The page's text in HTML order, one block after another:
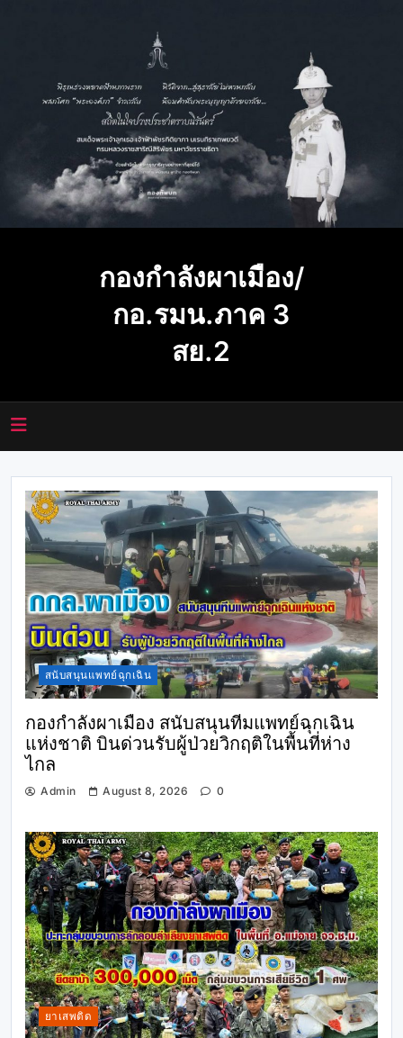
กองกำลังผาเมือง/
กอ.รมน.ภาค 3
สย.2
สนับสนุนแพทย์ฉุกเฉิน
กองกำลังผาเมือง สนับสนุนทีมแพทย์ฉุกเฉิน
แห่งชาติ บินด่วนรับผู้ป่วยวิกฤติในพื้นที่ห่าง
ไกล
Admin August 8, 2026 0
ยาเสพติด